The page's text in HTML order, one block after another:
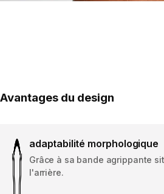
Avantages du design
adaptabilité morphologique
Grâce à sa bande agrippante
l'arrière.